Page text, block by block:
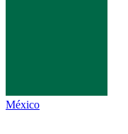
México